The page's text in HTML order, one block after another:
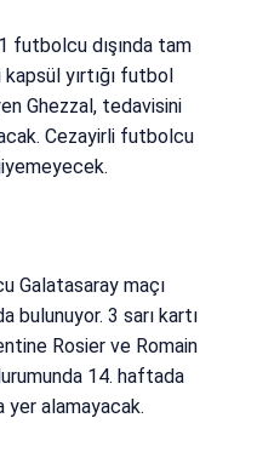
futbolcu dışında tam
yırtığı futbol
Ghezzal, tedavisini
Cezayirli futbolcu
Galatasaray maçı
bulunuyor. 3 sarı kartı
Rosier ve Romain
14. haftada
yer alamayacak.